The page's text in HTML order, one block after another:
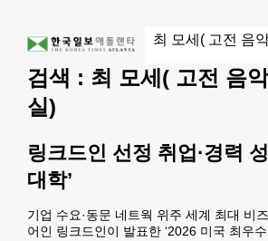
검색 : 최 모세( 고전 음
실)
링크드인 선정 취업·경력
대학’
기업 수요·동문 네트웍 위주 세계 최대 비
어인 링크드인이 발표한 ‘2026 미국 최우수